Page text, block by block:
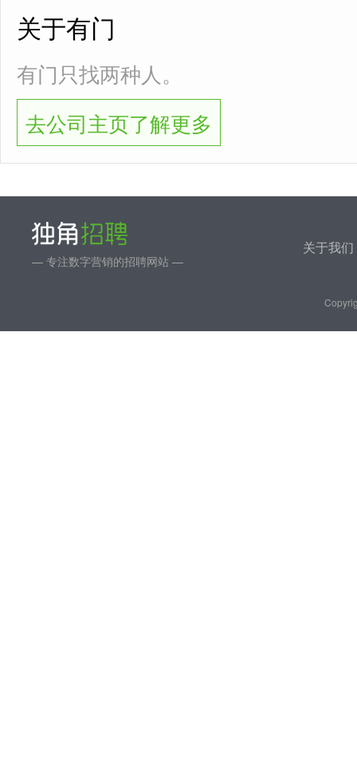
关于有门
有门只找两种人。
去公司主页了解更多
— 专注数字营销的招聘网站 —
关于我们